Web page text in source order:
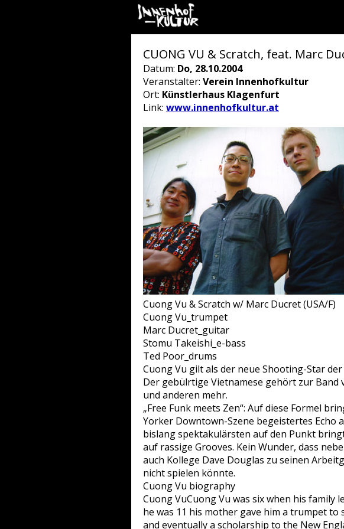
CUONG VU & Scratch, feat. Marc
Datum: Do, 28.10.2004
Veranstalter: Verein Innenhofkultur
Ort: Künstlerhaus Klagenfurt
Link: www.innenhofkultur.at
Cuong Vu & Scratch w/ Marc Ducret (USA/F)
Cuong Vu_trumpet
Marc Ducret_guitar
Stomu Takeishi_e-bass
Ted Poor_drums
Cuong Vu gilt als der neue Shooting-Star der
Der gebülrtige Vietnamese gehört zur
und anderen mehr.
„Free Funk meets Zen“: Auf diese Formel
Yorker Downtown-Szene begeistertes Echo
bislang spektakulärsten auf den Punkt
auf rassige Grooves. Kein Wunder, dass
auch Kollege Dave Douglas zu seinen
nicht spielen könnte.
Cuong Vu biography
Cuong VuCuong Vu was six when his family
he was 11 his mother gave him a trumpet
and eventually a scholarship to the New